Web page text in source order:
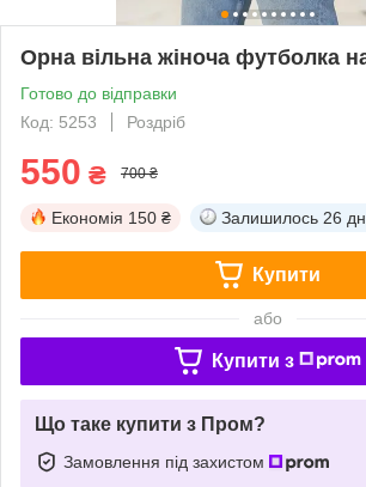
Орна вільна жіноча футболка
Готово до відправки
Код: 5253
Роздріб
550 ₴ 700 ₴
Економія 150 ₴ Залишилось 26
Купити
або
Купити з
Що таке купити з Пром?
Замовлення під захистом